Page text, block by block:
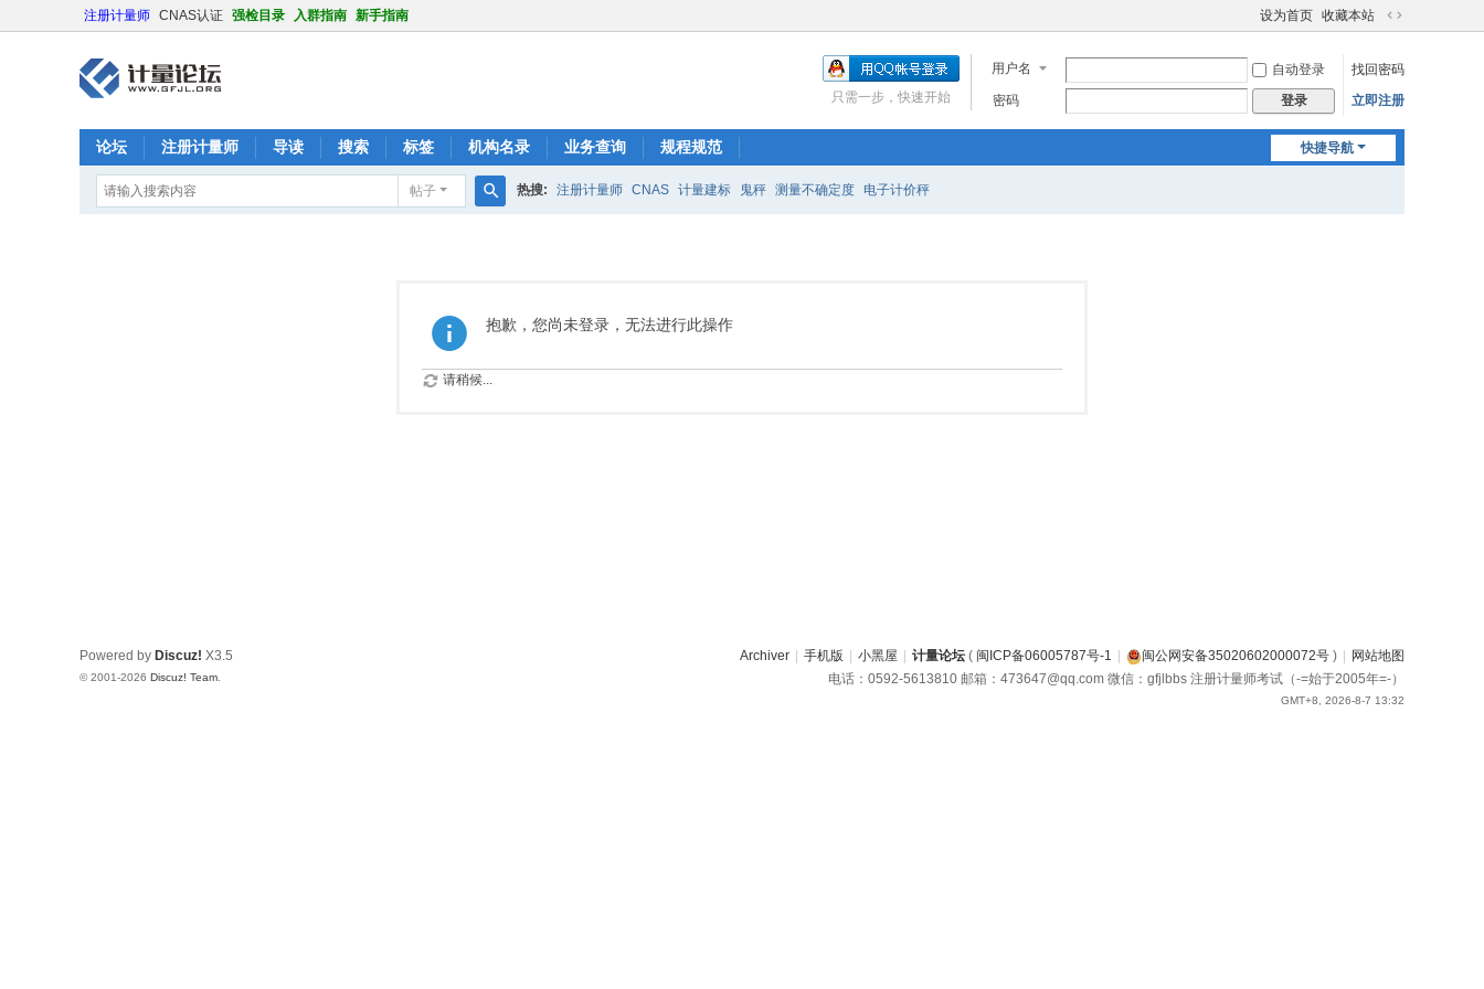
注册计量师 CNAS认证 强检目录 入群指南 新手指南 设为首页 收藏本站
切
到
宽
用户名 自动登录
找回密码
密码
登录 立即注册
只需一步，快速开始
快捷导航
论坛 注册计量师 导读 搜索 标签 机构名录 业务查询 规程规范
帖子 热搜: 注册计量师 CNAS 计量建标 鬼秤 测量不确定度 电子计价秤
抱歉，您尚未登录，无法进行此操作
请稍候...
Archiver 手机版 小黑屋 计量论坛 ( 闽ICP备06005787号-1 闽公网安备35020602000072号 )
网站地图
电话：0592-5613810 邮箱：473647@qq.com 微信：gfjlbbs 注册计量师考试（-=始于2005年=-）
GMT+8, 2026-8-7 13:32
Powered by Discuz! X3.5
© 2001-2026 Discuz! Team